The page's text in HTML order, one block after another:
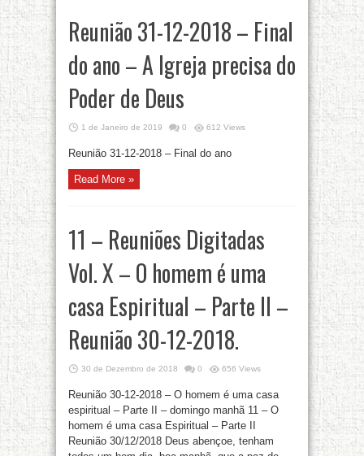
Reunião 31-12-2018 – Final
do ano – A Igreja precisa do
Poder de Deus
1 de Janeiro de 2019 0 612 Views
Reunião 31-12-2018 – Final do ano
Read More »
11 – Reuniões Digitadas
Vol. X – O homem é uma
casa Espiritual – Parte II –
Reunião 30-12-2018.
30 de Dezembro de 2018 0 656 Views
Reunião 30-12-2018 – O homem é uma casa
espiritual – Parte II – domingo manhã 11 – O
homem é uma casa Espiritual – Parte II
Reunião 30/12/2018 Deus abençoe, tenham